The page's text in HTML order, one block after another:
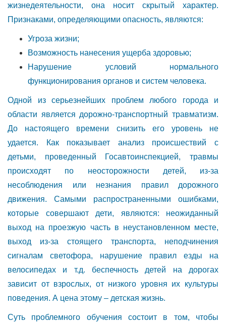
жизнедеятельности, она носит скрытый характер.
Признаками, определяющими опасность, являются:
Угроза жизни;
Возможность нанесения ущерба здоровью;
Нарушение условий нормального
функционирования органов и систем человека.
Одной из серьезнейших проблем любого города и
области является дорожно-транспортный травматизм.
До настоящего времени снизить его уровень не
удается. Как показывает анализ происшествий с
детьми, проведенный Госавтоинспекцией, травмы
происходят по неосторожности детей, из-за
несоблюдения или незнания правил дорожного
движения. Самыми распространенными ошибками,
которые совершают дети, являются: неожиданный
выход на проезжую часть в неустановленном месте,
выход из-за стоящего транспорта, неподчинения
сигналам светофора, нарушение правил езды на
велосипедах и т.д. беспечность детей на дорогах
зависит от взрослых, от низкого уровня их культуры
поведения. А цена этому – детская жизнь.
Суть проблемного обучения состоит в том, чтобы